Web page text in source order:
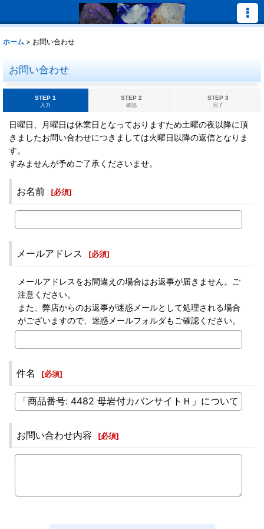
ホーム > お問い合わせ
お問い合わせ
STEP 1
入力
STEP 2
確認
STEP 3
完了
日曜日、月曜日は休業日となっておりますため土曜の夜以降に頂
きましたお問い合わせにつきましては火曜日以降の返信となりま
す。
すみませんが予めご了承くださいませ。
お名前 [必須]
メールアドレス [必須]
メールアドレスをお間違えの場合はお返事が届きません。ご
注意ください。
また、弊店からのお返事が迷惑メールとして処理される場合
がございますので、迷惑メールフォルダもご確認ください。
件名 [必須]
お問い合わせ内容 [必須]